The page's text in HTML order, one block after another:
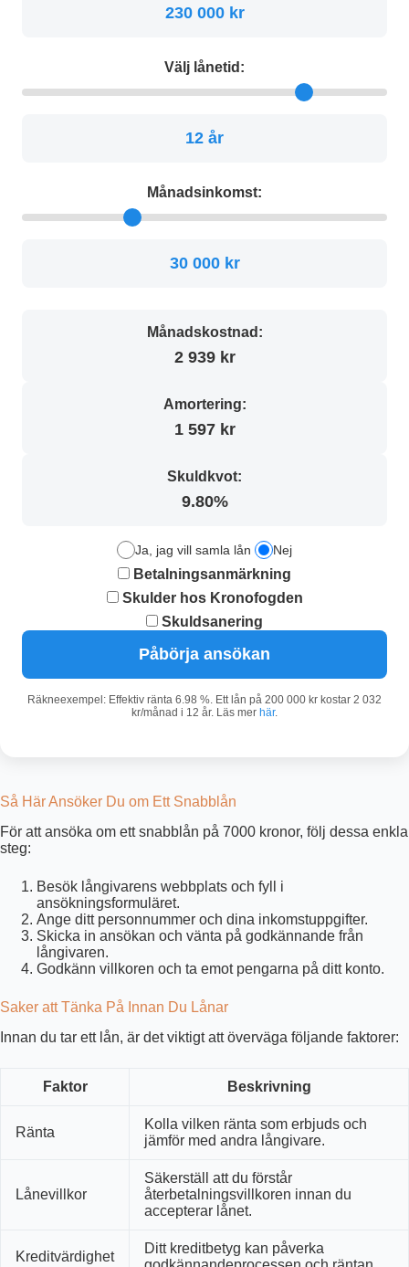
230 000 kr
Välj lånetid:
12 år
Månadsinkomst:
30 000 kr
Månadskostnad:
2 939 kr
Amortering:
1 597 kr
Skuldkvot:
9.80%
Ja, jag vill samla lån Nej
Betalningsanmärkning
Skulder hos Kronofogden
Skuldsanering
Påbörja ansökan
Räkneexempel: Effektiv ränta 6.98 %. Ett lån på 200 000 kr kostar 2 032
kr/månad i 12 år. Läs mer här.
Så Här Ansöker Du om Ett Snabblån
För att ansöka om ett snabblån på 7000 kronor, följ dessa enkla
steg:
Besök långivarens webbplats och fyll i
ansökningsformuläret.
Ange ditt personnummer och dina inkomstuppgifter.
Skicka in ansökan och vänta på godkännande från
långivaren.
Godkänn villkoren och ta emot pengarna på ditt konto.
Saker att Tänka På Innan Du Lånar
Innan du tar ett lån, är det viktigt att överväga följande faktorer:
Faktor Beskrivning
Ränta
Kolla vilken ränta som erbjuds och
jämför med andra långivare.
Lånevillkor
Säkerställ att du förstår
återbetalningsvillkoren innan du
accepterar lånet.
Kreditvärdighet
Ditt kreditbetyg kan påverka